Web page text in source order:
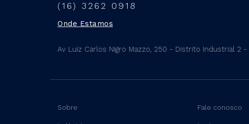
(16) 3262 0918
Onde Estamos
Av Luiz Carlos Nigro Mazzo, 250 - Distrito Industrial 2 -
Sobre Fale conosco